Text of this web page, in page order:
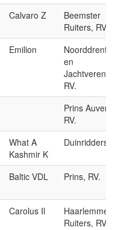
Calvaro Z
Beemster
Ruiters, RV.
Emilion
en
RV.
Prins
RV.
What A
Kashmir K
Duinridders,
Baltic VDL Prins, RV.
Carolus Il
Ruiters, RV.